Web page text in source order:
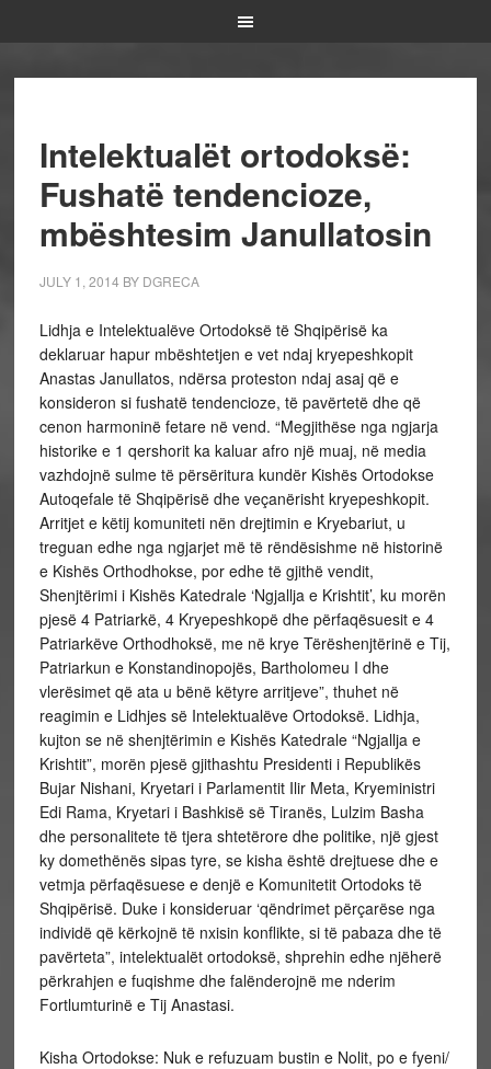
Intelektualët ortodoksë:
Fushatë tendencioze,
mbështesim Janullatosin
JULY 1, 2014 BY DGRECA
Lidhja e Intelektualëve Ortodoksë të Shqipërisë ka
deklaruar hapur mbështetjen e vet ndaj kryepeshkopit
Anastas Janullatos, ndërsa proteston ndaj asaj që e
konsideron si fushatë tendencioze, të pavërtetë dhe që
cenon harmoninë fetare në vend. “Megjithëse nga ngjarja
historike e 1 qershorit ka kaluar afro një muaj, në media
vazhdojnë sulme të përsëritura kundër Kishës Ortodokse
Autoqefale të Shqipërisë dhe veçanërisht kryepeshkopit.
Arritjet e këtij komuniteti nën drejtimin e Kryebariut, u
treguan edhe nga ngjarjet më të rëndësishme në historinë
e Kishës Orthodhokse, por edhe të gjithë vendit,
Shenjtërimi i Kishës Katedrale ‘Ngjallja e Krishtit’, ku morën
pjesë 4 Patriarkë, 4 Kryepeshkopë dhe përfaqësuesit e 4
Patriarkëve Orthodhoksë, me në krye Tërëshenjtërinë e Tij,
Patriarkun e Konstandinopojës, Bartholomeu I dhe
vlerësimet që ata u bënë këtyre arritjeve”, thuhet në
reagimin e Lidhjes së Intelektualëve Ortodoksë. Lidhja,
kujton se në shenjtërimin e Kishës Katedrale “Ngjallja e
Krishtit”, morën pjesë gjithashtu Presidenti i Republikës
Bujar Nishani, Kryetari i Parlamentit Ilir Meta, Kryeministri
Edi Rama, Kryetari i Bashkisë së Tiranës, Lulzim Basha
dhe personalitete të tjera shtetërore dhe politike, një gjest
ky domethënës sipas tyre, se kisha është drejtuese dhe e
vetmja përfaqësuese e denjë e Komunitetit Ortodoks të
Shqipërisë. Duke i konsideruar ‘qëndrimet përçarëse nga
individë që kërkojnë të nxisin konflikte, si të pabaza dhe të
pavërteta”, intelektualët ortodoksë, shprehin edhe njëherë
përkrahjen e fuqishme dhe falënderojnë me nderim
Fortlumturinë e Tij Anastasi.
Kisha Ortodokse: Nuk e refuzuam bustin e Nolit, po e fyeni/